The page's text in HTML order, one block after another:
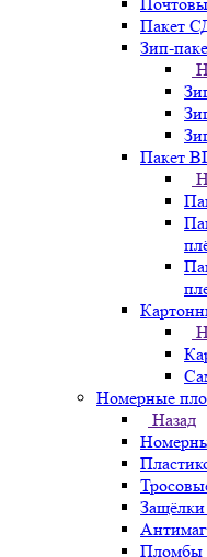
Пакет
Зип-
Пакет
Номерные
Назад
Пломбы